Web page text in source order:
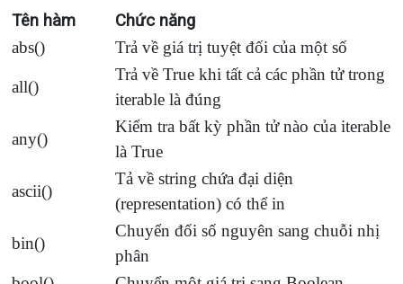
Tên hàm Chức năng
abs() Trả về giá trị tuyệt đối của một số
all()
Trả về True khi tất cả các phần tử trong
iterable là đúng
any()
Kiểm tra bất kỳ phần tử nào của iterable
là True
ascii()
Tả về string chứa đại diện
(representation) có thể in
bin()
Chuyển đổi số nguyên sang chuỗi nhị
phân